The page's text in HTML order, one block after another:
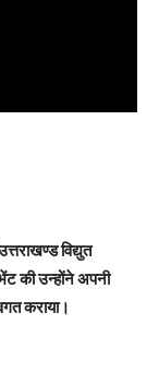
विद्युत
भेंट की उन्होंने अपनी
कराया।